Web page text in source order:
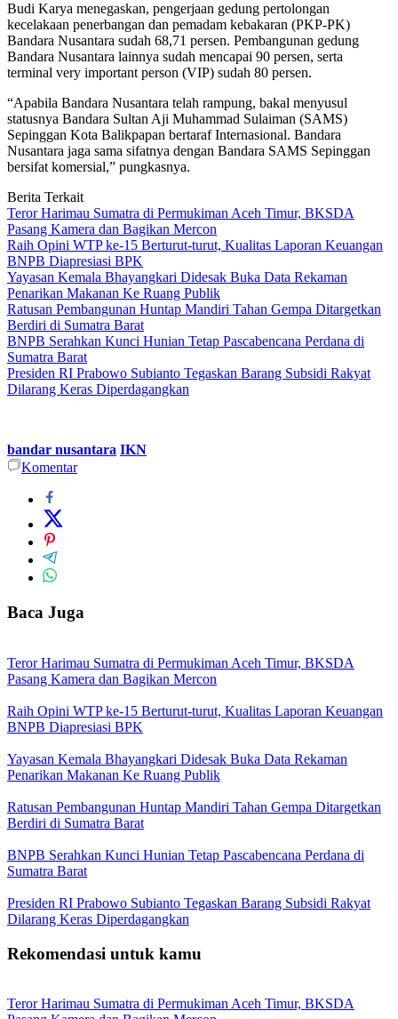
Budi Karya menegaskan, pengerjaan gedung pertolongan
kecelakaan penerbangan dan pemadam kebakaran (PKP-PK)
Bandara Nusantara sudah 68,71 persen. Pembangunan gedung
Bandara Nusantara lainnya sudah mencapai 90 persen, serta
terminal very important person (VIP) sudah 80 persen.
“Apabila Bandara Nusantara telah rampung, bakal menyusul
statusnya Bandara Sultan Aji Muhammad Sulaiman (SAMS)
Sepinggan Kota Balikpapan bertaraf Internasional. Bandara
Nusantara jaga sama sifatnya dengan Bandara SAMS Sepinggan
bersifat komersial,” pungkasnya.
Berita Terkait
Teror Harimau Sumatra di Permukiman Aceh Timur, BKSDA
Pasang Kamera dan Bagikan Mercon
Raih Opini WTP ke-15 Berturut-turut, Kualitas Laporan Keuangan
BNPB Diapresiasi BPK
Yayasan Kemala Bhayangkari Didesak Buka Data Rekaman
Penarikan Makanan Ke Ruang Publik
Ratusan Pembangunan Huntap Mandiri Tahan Gempa Ditargetkan
Berdiri di Sumatra Barat
BNPB Serahkan Kunci Hunian Tetap Pascabencana Perdana di
Sumatra Barat
Presiden RI Prabowo Subianto Tegaskan Barang Subsidi Rakyat
Dilarang Keras Diperdagangkan
bandar nusantara IKN
Komentar
Baca Juga
Teror Harimau Sumatra di Permukiman Aceh Timur, BKSDA
Pasang Kamera dan Bagikan Mercon
Raih Opini WTP ke-15 Berturut-turut, Kualitas Laporan Keuangan
BNPB Diapresiasi BPK
Yayasan Kemala Bhayangkari Didesak Buka Data Rekaman
Penarikan Makanan Ke Ruang Publik
Ratusan Pembangunan Huntap Mandiri Tahan Gempa Ditargetkan
Berdiri di Sumatra Barat
BNPB Serahkan Kunci Hunian Tetap Pascabencana Perdana di
Sumatra Barat
Presiden RI Prabowo Subianto Tegaskan Barang Subsidi Rakyat
Dilarang Keras Diperdagangkan
Rekomendasi untuk kamu
Teror Harimau Sumatra di Permukiman Aceh Timur, BKSDA